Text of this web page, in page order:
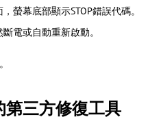
螢幕底部顯示STOP錯誤代碼。
電或自動重新啟動。
三方修復工具